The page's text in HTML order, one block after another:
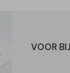
VOOR